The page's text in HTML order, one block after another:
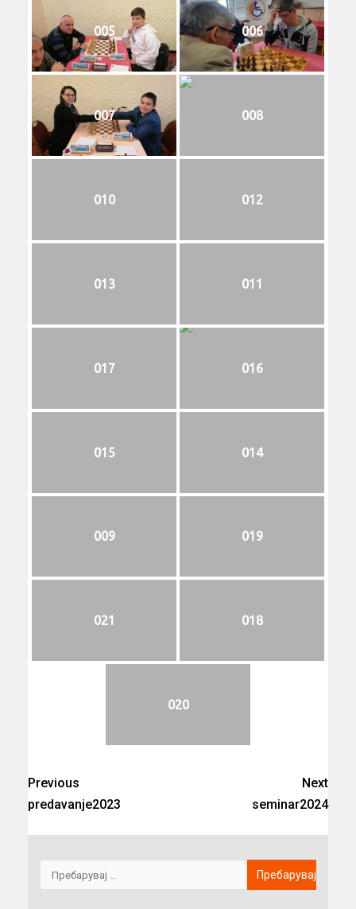
005 006
007 008
010 012
013 011
017 016
015 014
009 019
021 018
020
Previous
predavanje2023
Next
seminar2024